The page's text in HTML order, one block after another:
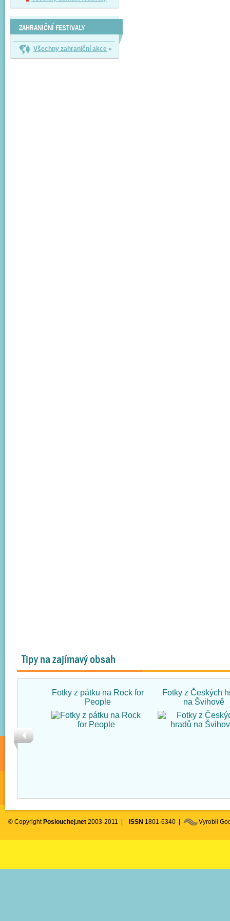
ZAHRANIČNÍ FESTIVALY
Všechny zahraniční akce »
Tipy na zajímavý obsah
Fotky z pátku na Rock for
People
Fotky z Českých
na Švihově
© Copyright Poslouchej.net 2003-2011 | ISSN 1801-6340 | Vyrobil